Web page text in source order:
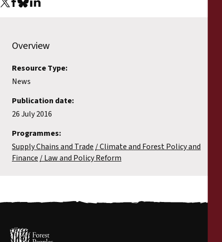
Overview
Resource Type:
News
Publication date:
26 July 2016
Programmes:
Supply Chains and Trade Climate and Forest Policy and
Finance
Law and Policy Reform